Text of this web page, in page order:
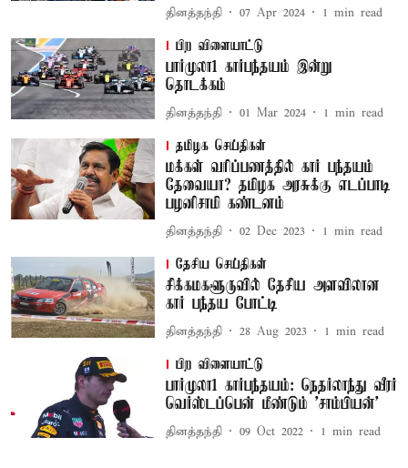
தினத்தந்தி 07 Apr 2024 1 min read
பிற விளையாட்டு
பார்முலா1 கார்பந்தயம் இன்று
தொடக்கம்
தினத்தந்தி 01 Mar 2024 1 min read
தமிழக செய்திகள்
மக்கள் வரிப்பணத்தில் கார் பந்தயம்
தேவையா? தமிழக அரசுக்கு எடப்பாடி
பழனிசாமி கண்டனம்
தினத்தந்தி 02 Dec 2023 1 min read
தேசிய செய்திகள்
சிக்கமகளூருவில் தேசிய அளவிலான
கார் பந்தய போட்டி
தினத்தந்தி 28 Aug 2023 1 min read
பிற விளையாட்டு
பார்முலா1 கார்பந்தயம்: நெதர்லாந்து வீரர்
வெர்ஸ்டப்பென் மீண்டும் 'சாம்பியன்'
தினத்தந்தி 09 Oct 2022 1 min read